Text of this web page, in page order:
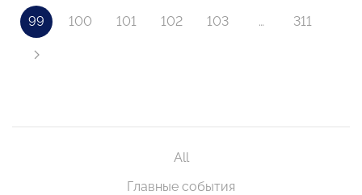
99 100 101 102 103 … 311
All
Главные события